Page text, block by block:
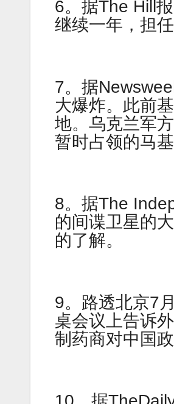
6。据The Hill
继续一年，担
7。据
大爆炸。此前
地。乌克兰军
暂时占领的马
8。据The
的间谍卫星的
的了解。
9。路透北京7
桌会议上告诉
制药商对中国